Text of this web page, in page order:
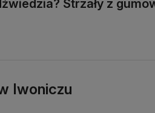
Strzały z
Iwoniczu